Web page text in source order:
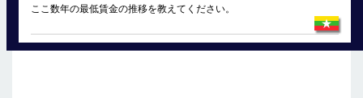
ここ数年の最低賃金の推移を教えてください。